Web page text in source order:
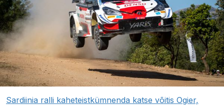
Sardiinia ralli kaheteistkümnenda katse võitis Ogier,